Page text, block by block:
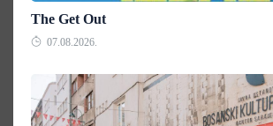
The Get Out
07.08.2026.